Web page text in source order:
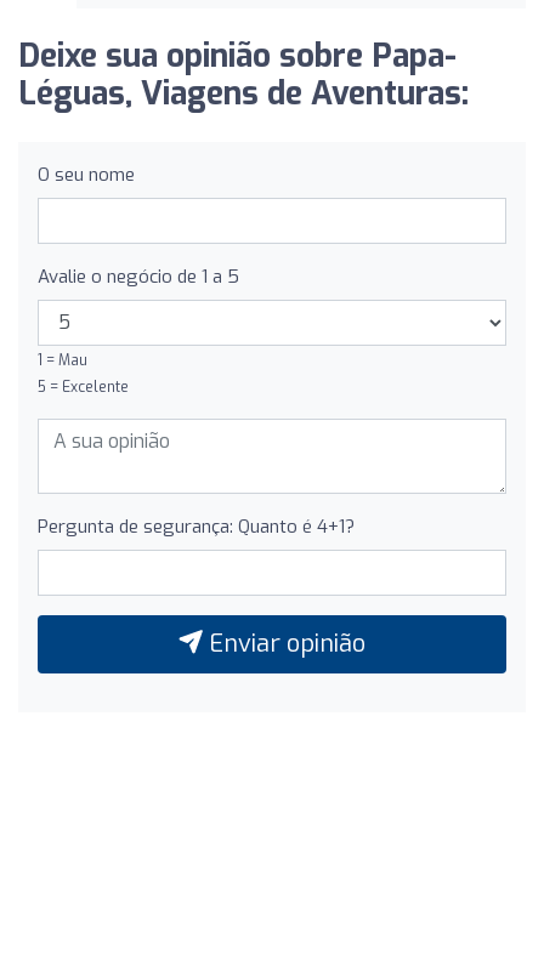
Deixe sua opinião sobre Papa-
Léguas, Viagens de Aventuras:
O seu nome
Avalie o negócio de 1 a 5
1 = Mau
5 = Excelente
Pergunta de segurança: Quanto é 4+1?
Enviar opinião